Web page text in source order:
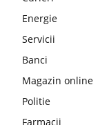
Energie
Servicii
Banci
Magazin online
Politie
Farmacii